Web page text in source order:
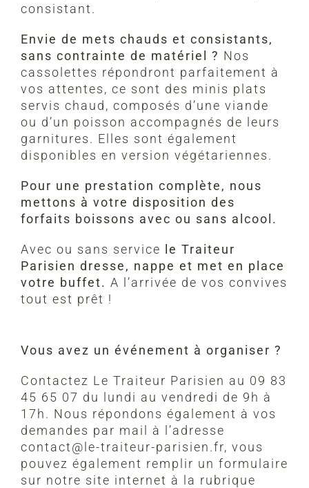
consistant.
Envie de mets chauds et consistants,
sans contrainte de matériel ? Nos
cassolettes répondront parfaitement à
vos attentes, ce sont des minis plats
servis chaud, composés d’une viande
ou d’un poisson accompagnés de leurs
garnitures. Elles sont également
disponibles en version végétariennes.
Pour une prestation complète, nous
mettons à votre disposition des
forfaits boissons avec ou sans alcool.
Avec ou sans service le Traiteur
Parisien dresse, nappe et met en place
votre buffet. A l’arrivée de vos convives
tout est prêt !
Vous avez un événement à organiser ?
Contactez Le Traiteur Parisien au 09 83
45 65 07 du lundi au vendredi de 9h à
17h. Nous répondons également à vos
demandes par mail à l’adresse
contact@le-traiteur-parisien.fr, vous
pouvez également remplir un formulaire
sur notre site internet à la rubrique